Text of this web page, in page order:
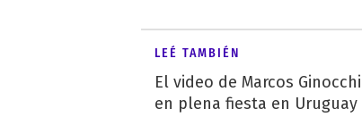
LEÉ TAMBIÉN
El video de Marcos
en plena fiesta en